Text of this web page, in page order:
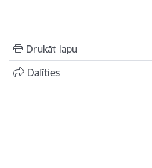
Drukāt lapu
Dalīties